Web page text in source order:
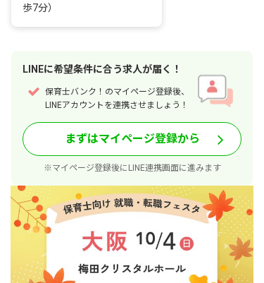
歩7分）
LINEに希望条件に合う求人が届く！
保育士バンク！のマイページ登録後、
LINEアカウントを連携させましょう！
まずはマイページ登録から
※マイページ登録後にLINE連携画面に進みます